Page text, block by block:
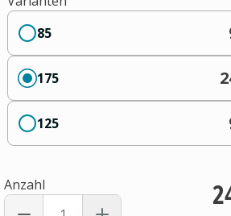
85
175
125
Anzahl